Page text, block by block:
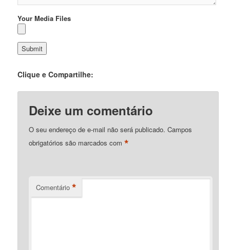
Your Media Files
Clique e Compartilhe:
Deixe um comentário
O seu endereço de e-mail não será publicado. Campos
obrigatórios são marcados com*
Comentário *